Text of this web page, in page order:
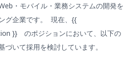
・モバイル・業務システムの開発を
グ企業です。 現在、{{
}} のポジションにおいて、以下の
いて採用を検討しています。